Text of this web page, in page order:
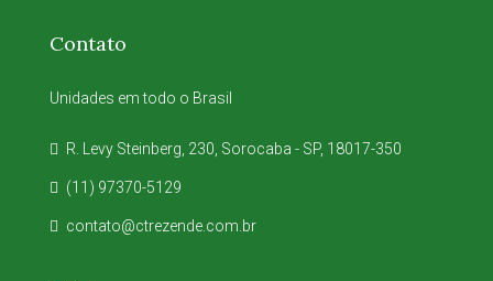
Contato
Unidades em todo o Brasil
R. Levy Steinberg, 230, Sorocaba - SP, 18017-350
(11) 97370-5129
contato@ctrezende.com.br